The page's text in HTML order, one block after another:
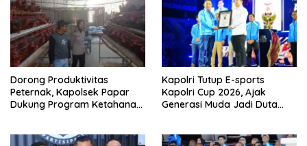
Dorong Produktivitas
Peternak, Kapolsek Papar
Dukung Program Ketahanan
Kapolri Tutup E-sports
Kapolri Cup 2026, Ajak
Generasi Muda Jadi Duta